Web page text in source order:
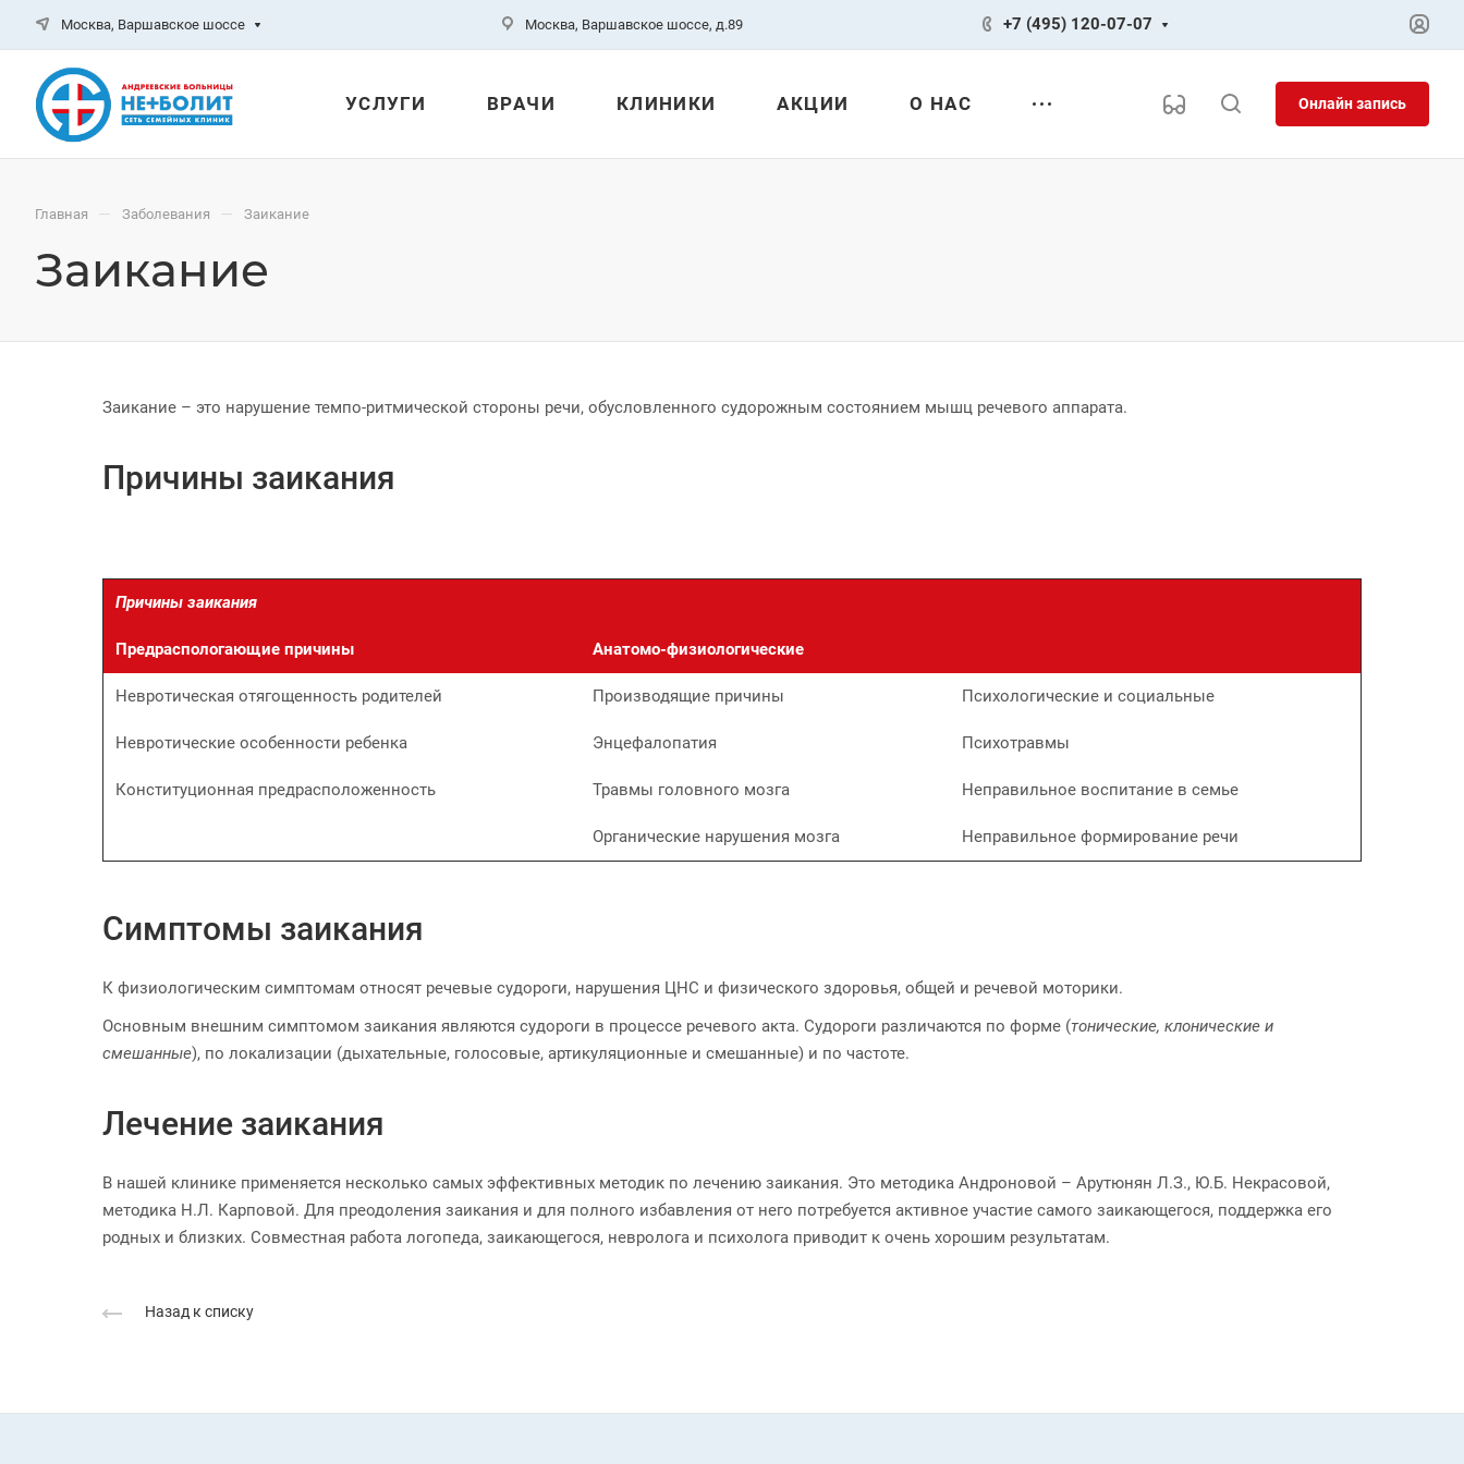
Москва, Варшавское шоссе Москва, Варшавское шоссе, д.89 +7 (495) 120-07-07
УСЛУГИ ВРАЧИ КЛИНИКИ АКЦИИ О НАС Онлайн запись
Главная — Заболевания — Заикание
Заикание
Заикание – это нарушение темпо-ритмической стороны речи, обусловленного судорожным состоянием мышц речевого аппарата.
Причины заикания
Причины заикания
Предраспологающие причины Анатомо-физиологические
Невротическая отягощенность родителей Производящие причины Психологические и социальные
Невротические особенности ребенка Энцефалопатия Психотравмы
Конституционная предрасположенность Травмы головного мозга Неправильное воспитание в семье
Органические нарушения мозга Неправильное формирование речи
Симптомы заикания
К физиологическим симптомам относят речевые судороги, нарушения ЦНС и физического здоровья, общей и речевой моторики.
Основным внешним симптомом заикания являются судороги в процессе речевого акта. Судороги различаются по форме (тонические, клонические и
смешанные), по локализации (дыхательные, голосовые, артикуляционные и смешанные) и по частоте.
Лечение заикания
В нашей клинике применяется несколько самых эффективных методик по лечению заикания. Это методика Андроновой – Арутюнян Л.З., Ю.Б. Некрасовой,
методика Н.Л. Карповой. Для преодоления заикания и для полного избавления от него потребуется активное участие самого заикающегося, поддержка его
родных и близких. Совместная работа логопеда, заикающегося, невролога и психолога приводит к очень хорошим результатам.
Назад к списку